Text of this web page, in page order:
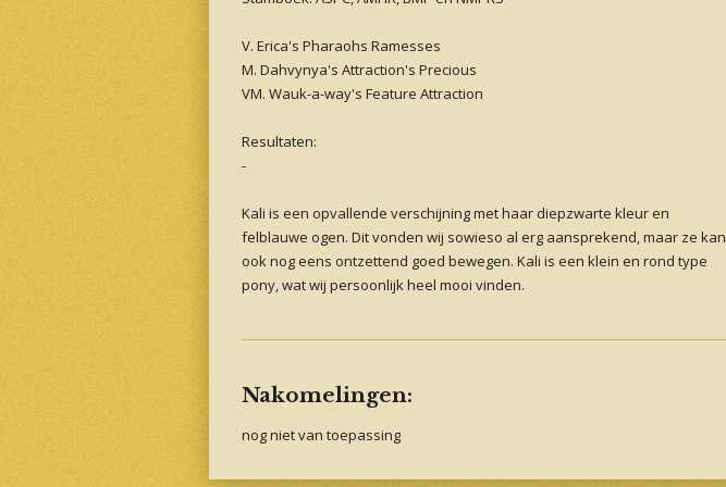
V. Erica's Pharaohs Ramesses
M. Dahvynya's Attraction's Precious
VM. Wauk-a-way's Feature Attraction
Resultaten:
-
Kali is een opvallende verschijning met haar diepzwarte kleur en
felblauwe ogen. Dit vonden wij sowieso al erg aansprekend, maar ze kan
ook nog eens ontzettend goed bewegen. Kali is een klein en rond type
pony, wat wij persoonlijk heel mooi vinden.
Nakomelingen:
nog niet van toepassing